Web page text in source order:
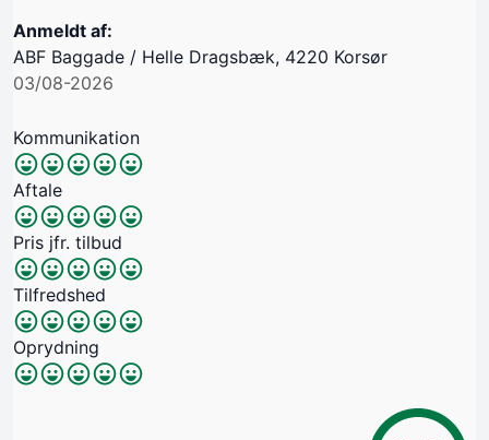
Anmeldt af:
ABF Baggade / Helle Dragsbæk, 4220 Korsør
03/08-2026
Kommunikation
Aftale
Pris jfr. tilbud
Tilfredshed
Oprydning